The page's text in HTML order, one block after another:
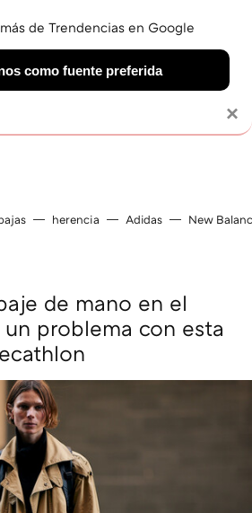
OFERTAS EN
herencia Adidas New
de mano en el
problema con esta
×
de Trendencias en Google
como fuente preferida